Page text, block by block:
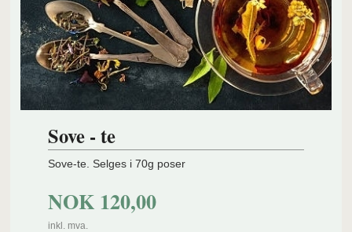
Sove - te
Sove-te. Selges i 70g poser
NOK 120,00
inkl. mva.